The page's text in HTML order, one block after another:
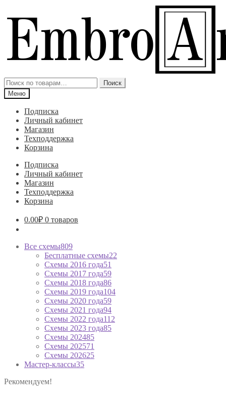
к
навигации
к
содержимому
Искать:
Поиск
Меню
Подписка
Личный кабинет
Магазин
Техподдержка
Корзина
Подписка
Личный кабинет
Магазин
Техподдержка
Корзина
0.00₽ 0 товаров
Все схемы809
Бесплатные схемы22
Схемы 2016 года51
Схемы 2017 года59
Схемы 2018 года86
Схемы 2019 года104
Схемы 2020 года59
Схемы 2021 года94
Схемы 2022 года112
Схемы 2023 года85
Схемы 202485
Схемы 202571
Схемы 202625
Мастер-классы35
Рекомендуем!